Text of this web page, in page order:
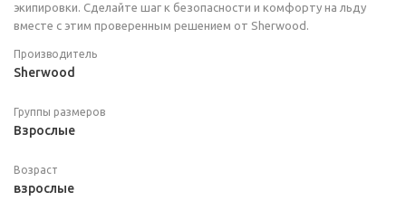
экипировки. Сделайте шаг к безопасности и комфорту на льду
вместе с этим проверенным решением от Sherwood.
Производитель
Sherwood
Группы размеров
Взрослые
Возраст
взрослые